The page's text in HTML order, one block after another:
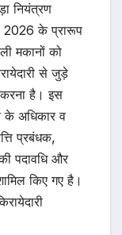
नियंत्रण
2026 के प्रारूप
मकानों को
से जुड़े
करना है। इस
के अधिकार व
प्रबंधक,
पदावधि और
किए गए है।